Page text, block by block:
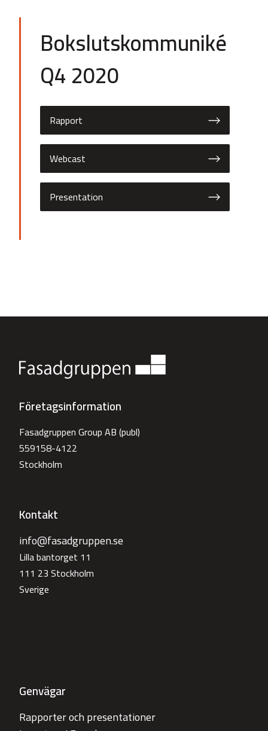
Bokslutskommuniké
Q4 2020
Rapport
Webcast
Presentation
Företagsinformation
Fasadgruppen Group AB (publ)
559158-4122
Stockholm
Kontakt
info@fasadgruppen.se
Lilla bantorget 11
111 23 Stockholm
Sverige
Genvägar
Rapporter och presentationer